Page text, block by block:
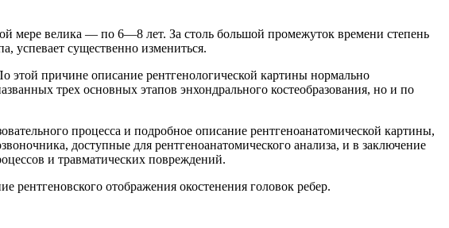
мере велика — по 6—8 лет. За столь большой промежуток времени степень
успевает существенно измениться.
этой причине описание рентгенологической картины нормально
трех основных этапов энхондрального костеобразования, но и по
процесса и подробное описание рентгеноанатомической картины,
доступные для рентгеноанатомического анализа, и в заключение
и травматических повреждений.
отображения окостенения головок ребер.